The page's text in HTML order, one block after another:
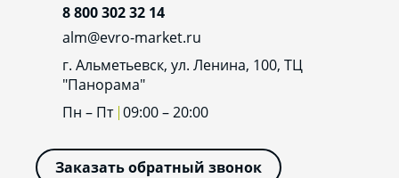
8 800 302 32 14
alm@evro-market.ru
г. Альметьевск, ул. Ленина, 100, ТЦ
"Панорама"
Пн – Пт 09:00 – 20:00
Заказать обратный звонок